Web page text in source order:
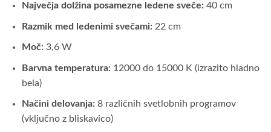
Največja dolžina posamezne ledene sveče:40 cm
Razmik med ledenimi svečami:22 cm
Moč:3,6 W
Barvna temperatura:12000 do 15000 K (izrazito hladno
bela)
Načini delovanja:8 različnih svetlobnih programov
(vključno z bliskavico)